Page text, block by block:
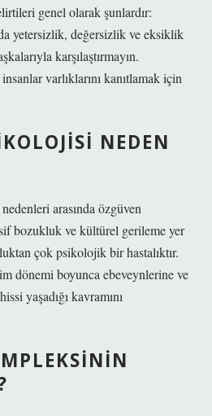
genel olarak şunlardır:
yetersizlik, değersizlik ve eksiklik
karşılaştırmayın.
varlıklarını kanıtlamak için
NEDEN
arasında özgüven
bozukluk ve kültürel gerileme yer
çok psikolojik bir hastalıktır.
dönemi boyunca ebeveynlerine ve
yaşadığı kavramını